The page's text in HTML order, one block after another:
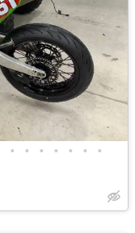
• • • • • • •